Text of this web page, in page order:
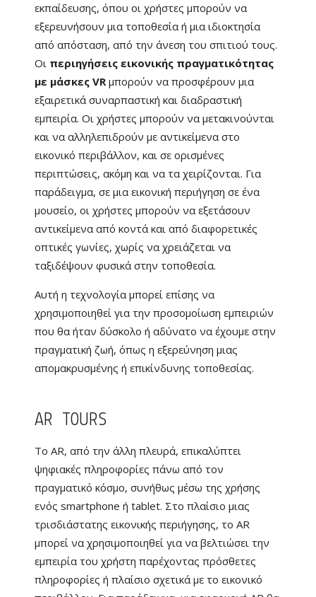
εκπαίδευσης, όπου οι χρήστες μπορούν να
εξερευνήσουν μια τοποθεσία ή μια ιδιοκτησία
από απόσταση, από την άνεση του σπιτιού τους.
Οι περιηγήσεις εικονικής πραγματικότητας
με μάσκες VRμπορούν να προσφέρουν μια
εξαιρετικά συναρπαστική και διαδραστική
εμπειρία. Οι χρήστες μπορούν να μετακινούνται
και να αλληλεπιδρούν με αντικείμενα στο
εικονικό περιβάλλον, και σε ορισμένες
περιπτώσεις, ακόμη και να τα χειρίζονται. Για
παράδειγμα, σε μια εικονική περιήγηση σε ένα
μουσείο, οι χρήστες μπορούν να εξετάσουν
αντικείμενα από κοντά και από διαφορετικές
οπτικές γωνίες, χωρίς να χρειάζεται να
ταξιδέψουν φυσικά στην τοποθεσία.
Αυτή η τεχνολογία μπορεί επίσης να
χρησιμοποιηθεί για την προσομοίωση εμπειριών
που θα ήταν δύσκολο ή αδύνατο να έχουμε στην
πραγματική ζωή, όπως η εξερεύνηση μιας
απομακρυσμένης ή επικίνδυνης τοποθεσίας.
AR TOURS
Το AR, από την άλλη πλευρά, επικαλύπτει
ψηφιακές πληροφορίες πάνω από τον
πραγματικό κόσμο, συνήθως μέσω της χρήσης
ενός smartphone ή tablet. Στο πλαίσιο μιας
τρισδιάστατης εικονικής περιήγησης, το AR
μπορεί να χρησιμοποιηθεί για να βελτιώσει την
εμπειρία του χρήστη παρέχοντας πρόσθετες
πληροφορίες ή πλαίσιο σχετικά με το εικονικό